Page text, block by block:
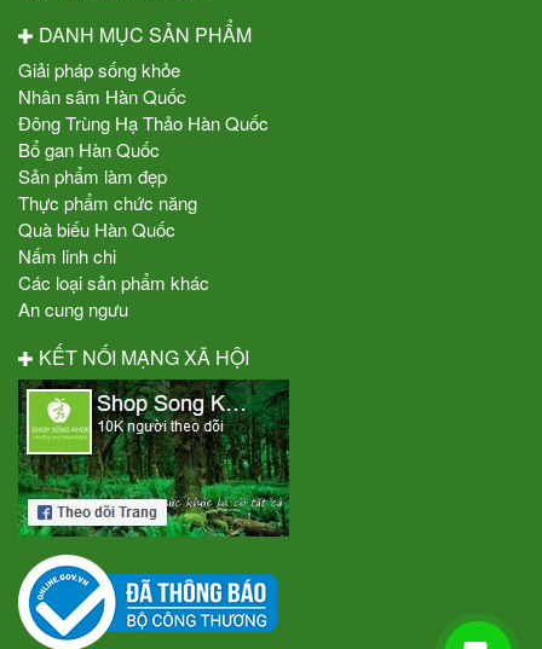
DANH MỤC SẢN PHẨM
Giải pháp sống khỏe
Nhân sâm Hàn Quốc
Đông Trùng Hạ Thảo Hàn Quốc
Bổ gan Hàn Quốc
Sản phẩm làm đẹp
Thực phẩm chức năng
Quà biếu Hàn Quốc
Nấm linh chi
Các loại sản phẩm khác
An cung ngưu
KẾT NỐI MẠNG XÃ HỘI